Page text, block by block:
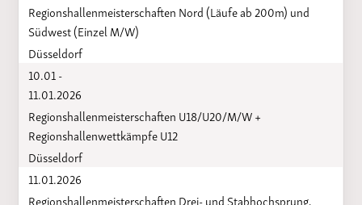
Regionshallenmeisterschaften Nord (Läufe ab 200m) und
Südwest (Einzel M/W)
Düsseldorf
10.01 -
11.01.2026
Regionshallenmeisterschaften U18/U20/M/W +
Regionshallenwettkämpfe U12
Düsseldorf
11.01.2026
Regionshallenmeisterschaften Drei- und Stabhochsprung,